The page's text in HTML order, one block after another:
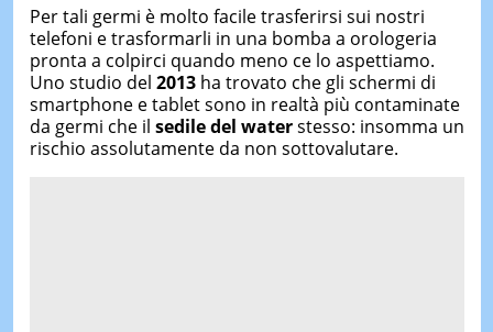
Per tali germi è molto facile trasferirsi sui nostri
telefoni e trasformarli in una bomba a orologeria
pronta a colpirci quando meno ce lo aspettiamo.
Uno studio del 2013ha trovato che gli schermi di
smartphone e tablet sono in realtà più contaminate
da germi che il sedile del waterstesso: insomma un
rischio assolutamente da non sottovalutare.